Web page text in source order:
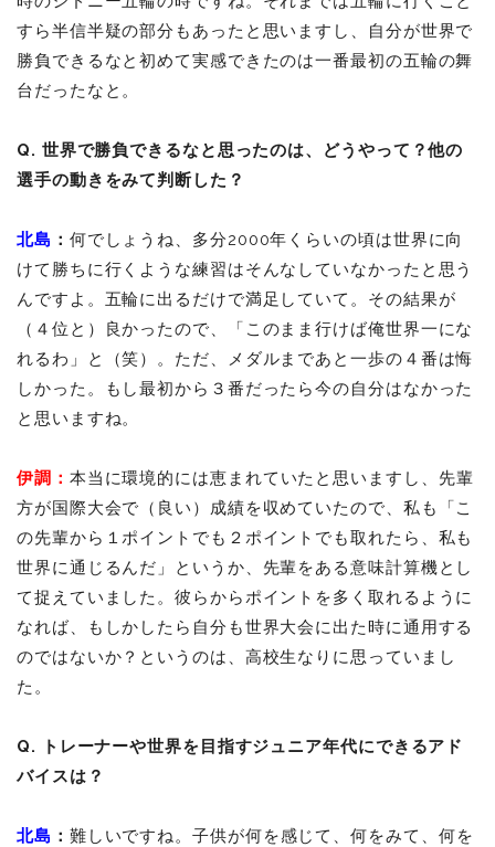
すら半信半疑の部分もあったと思いますし、自分が世界で
勝負できるなと初めて実感できたのは一番最初の五輪の舞
台だったなと。
Q. 世界で勝負できるなと思ったのは、どうやって？他の
選手の動きをみて判断した？
北島 ： 何でしょうね、多分2000年くらいの頃は世界に向
けて勝ちに行くような練習はそんなしていなかったと思う
んですよ。五輪に出るだけで満足していて。その結果が
（４位と）良かったので、「このまま行けば俺世界一にな
れるわ」と（笑）。ただ、メダルまであと一歩の４番は悔
しかった。もし最初から３番だったら今の自分はなかった
と思いますね。
伊調 ： 本当に環境的には恵まれていたと思いますし、先輩
方が国際大会で（良い）成績を収めていたので、私も「こ
の先輩から１ポイントでも２ポイントでも取れたら、私も
世界に通じるんだ」というか、先輩をある意味計算機とし
て捉えていました。彼らからポイントを多く取れるように
なれば、もしかしたら自分も世界大会に出た時に通用する
のではないか？というのは、高校生なりに思っていまし
た。
Q. トレーナーや世界を目指すジュニア年代にできるアド
バイスは？
北島 ： 難しいですね。子供が何を感じて、何をみて、何を